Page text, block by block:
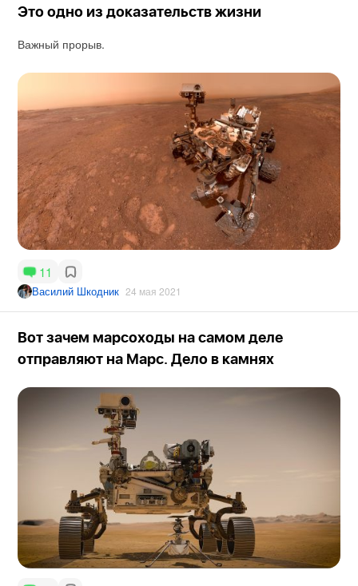
Это одно из доказательств жизни
Важный прорыв.
11
Василий Шкодник 24 мая 2021
Вот зачем марсоходы на самом деле
отправляют на Марс. Дело в камнях